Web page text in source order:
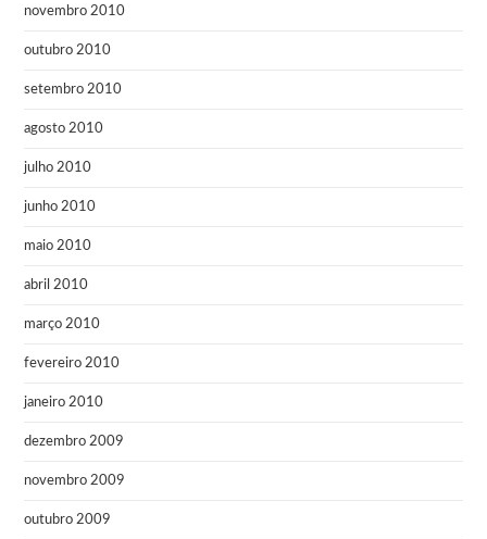
novembro 2010
outubro 2010
setembro 2010
agosto 2010
julho 2010
junho 2010
maio 2010
abril 2010
março 2010
fevereiro 2010
janeiro 2010
dezembro 2009
novembro 2009
outubro 2009